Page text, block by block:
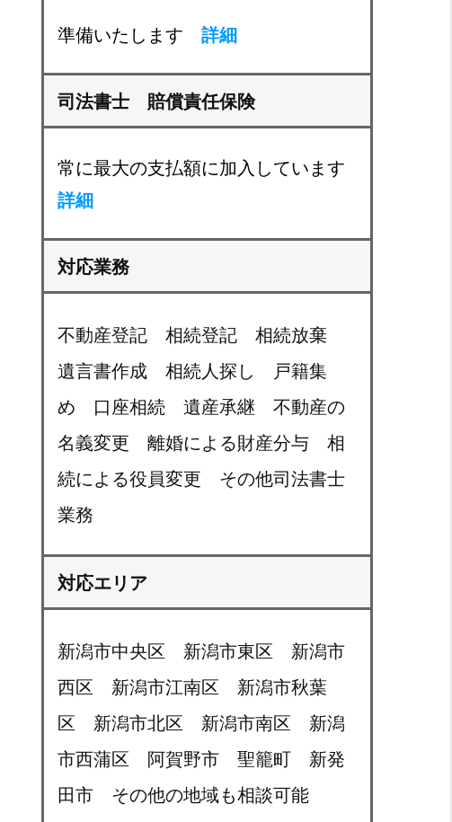
準備いたします詳細
司法書士 賠償責任保険
常に最大の支払額に加入しています
詳細
対応業務
不動産登記 相続登記 相続放棄
遺言書作成 相続人探し 戸籍集
め 口座相続 遺産承継 不動産の
名義変更 離婚による財産分与 相
続による役員変更 その他司法書士
業務
対応エリア
新潟市中央区 新潟市東区 新潟市
西区 新潟市江南区 新潟市秋葉
区 新潟市北区 新潟市南区 新潟
市西蒲区 阿賀野市 聖籠町 新発
田市 その他の地域も相談可能